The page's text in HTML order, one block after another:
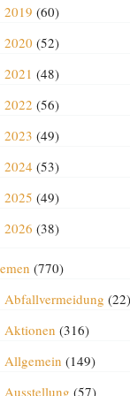
2019 (60)
2020 (52)
2021 (48)
2022 (56)
2023 (49)
2024 (53)
2025 (49)
2026 (38)
(770)
Abfallvermeidung (22)
Aktionen (316)
Allgemein (149)
Ausstellung (57)